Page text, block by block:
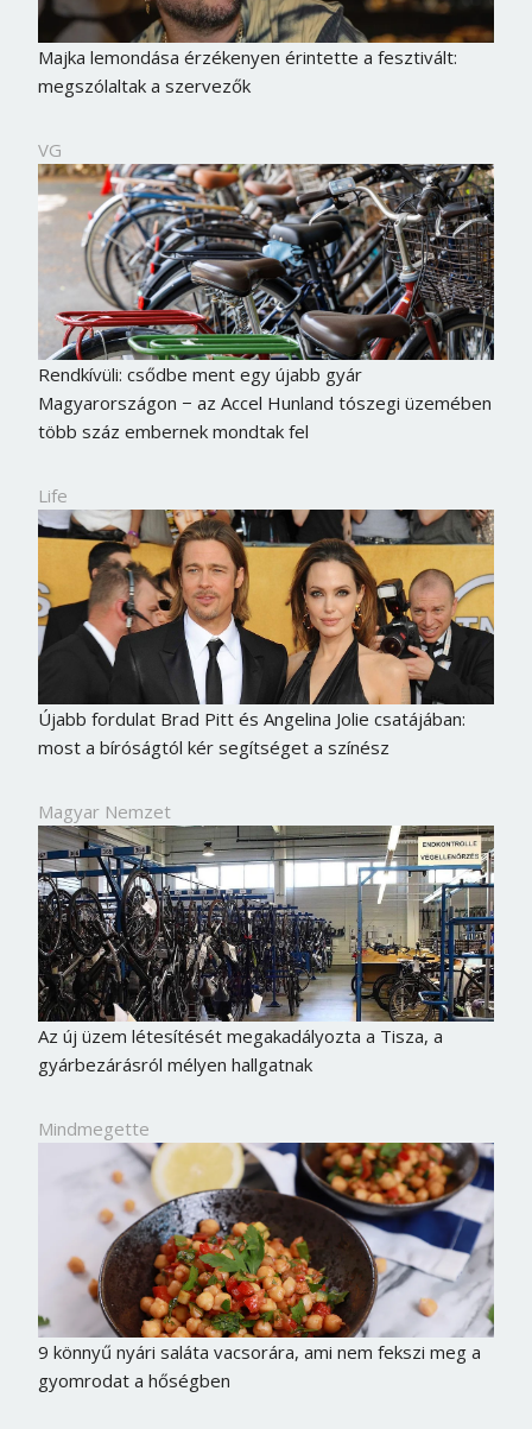
Majka lemondása érzékenyen érintette a fesztivált:
megszólaltak a szervezők
VG
Rendkívüli: csődbe ment egy újabb gyár
Magyarországon − az Accel Hunland tószegi üzemében
több száz embernek mondtak fel
Life
Újabb fordulat Brad Pitt és Angelina Jolie csatájában:
most a bíróságtól kér segítséget a színész
Magyar Nemzet
Az új üzem létesítését megakadályozta a Tisza, a
gyárbezárásról mélyen hallgatnak
Mindmegette
9 könnyű nyári saláta vacsorára, ami nem fekszi meg a
gyomrodat a hőségben